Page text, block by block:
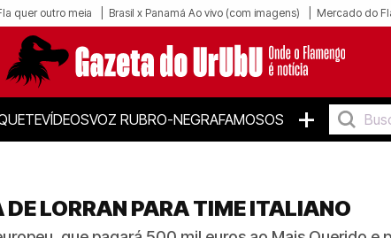
quer outro meia Brasil x Panamá Ao vivo (com imagens) Mercado do
VÍDEOSVOZ RUBRO-NEGRAFAMOSOS +
LORRAN PARA TIME ITALIANO